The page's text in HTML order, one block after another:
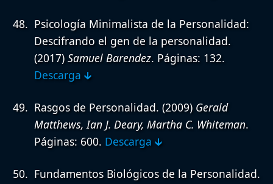
Psicología Minimalista de la Personalidad:
Descifrando el gen de la personalidad.
(2017) Samuel Barendez. Páginas: 132.
Descarga 🡳
Rasgos de Personalidad. (2009) Gerald
Matthews, Ian J. Deary, Martha C. Whiteman.
Páginas: 600. Descarga 🡳
Fundamentos Biológicos de la Personalidad.